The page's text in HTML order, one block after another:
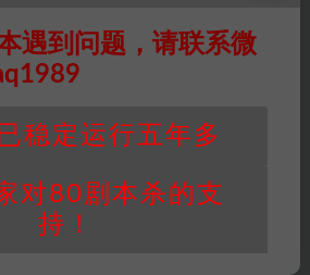
遇到问题，请联系微
稳定运行五年多
对80剧本杀的支
持！